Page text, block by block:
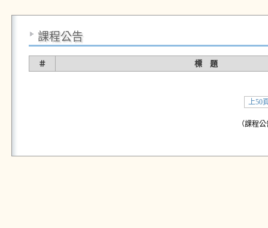
課程公告
＃ 標 題
上50
（課程